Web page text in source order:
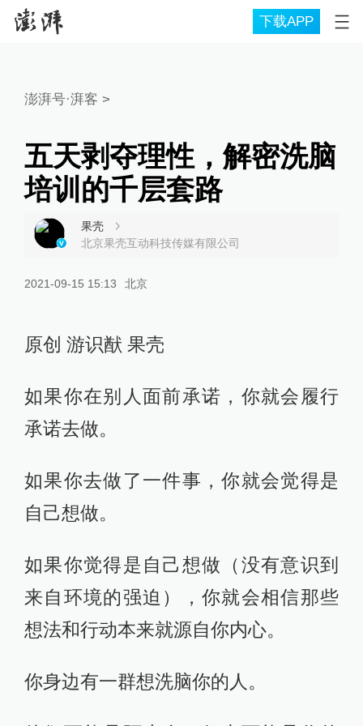
下载APP
澎湃号·湃客 >
五天剥夺理性，解密洗脑
培训的千层套路
果壳
北京果壳互动科技传媒有限公司
2021-09-15 15:13 北京
原创 游识猷 果壳
如果你在别人面前承诺，你就会履行
承诺去做。
如果你去做了一件事，你就会觉得是
自己想做。
如果你觉得是自己想做（没有意识到
来自环境的强迫），你就会相信那些
想法和行动本来就源自你内心。
你身边有一群想洗脑你的人。